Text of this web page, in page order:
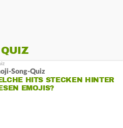
Song-Quiz
HITS STECKEN HINTER
EMOJIS?